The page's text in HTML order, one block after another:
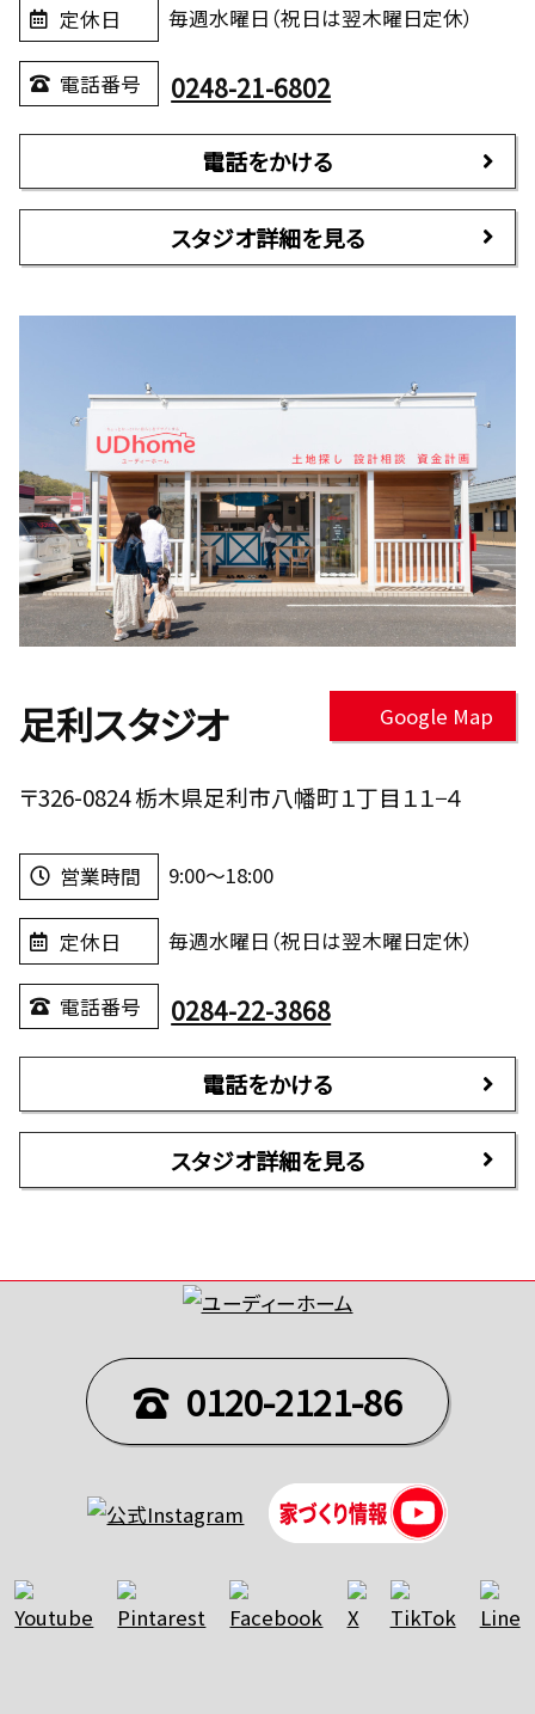
定休日 毎週水曜日（祝日は翌木曜日定休）
電話番号 0248-21-6802
電話をかける
スタジオ詳細を見る
足利スタジオ Google Map
〒326-0824 栃木県足利市八幡町１丁目１１−４
営業時間 9:00～18:00
定休日 毎週水曜日（祝日は翌木曜日定休）
電話番号 0284-22-3868
電話をかける
スタジオ詳細を見る
0120-2121-86